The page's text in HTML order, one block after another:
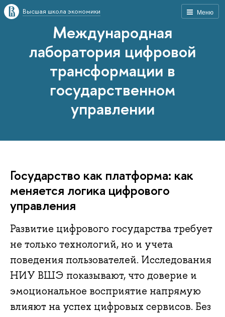
Меню
Высшая школа экономики
Международная
лаборатория цифровой
трансформации в
государственном
управлении
Государство как платформа: как
меняется логика цифрового
управления
Развитие цифрового государства требует
не только технологий, но и учета
поведения пользователей. Исследования
НИУ ВШЭ показывают, что доверие и
эмоциональное восприятие напрямую
влияют на успех цифровых сервисов. Без